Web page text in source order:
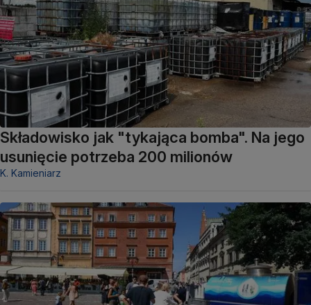
Składowisko jak "tykająca bomba". Na jego
usunięcie potrzeba 200 milionów
K. Kamieniarz